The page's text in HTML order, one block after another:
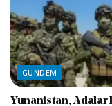
GÜNDEM
Yunanistan, Adalar